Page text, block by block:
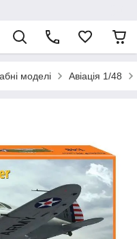
моделі Авіація 1/48